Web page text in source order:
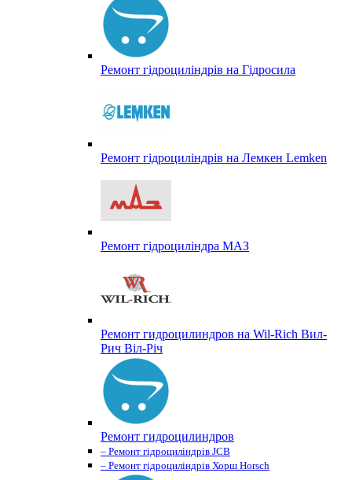
Ремонт гідроциліндрів на Гідросила
Ремонт гідроциліндрів на Лемкен Lemken
Ремонт гідроциліндра МАЗ
Ремонт гидроцилиндров на Wil-Rich Вил-
Рич Віл-Річ
Ремонт гидроцилиндров
– Ремонт гідроциліндрів JCB
– Ремонт гідроциліндрів Хорш Horsch